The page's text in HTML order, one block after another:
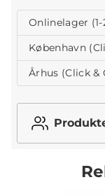
Onlinelager (1-
København
Århus (Click &